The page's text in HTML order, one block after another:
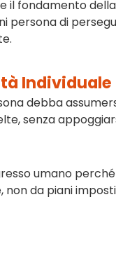
il fondamento
persona di
Individuale
debba
senza
umano
non da piani